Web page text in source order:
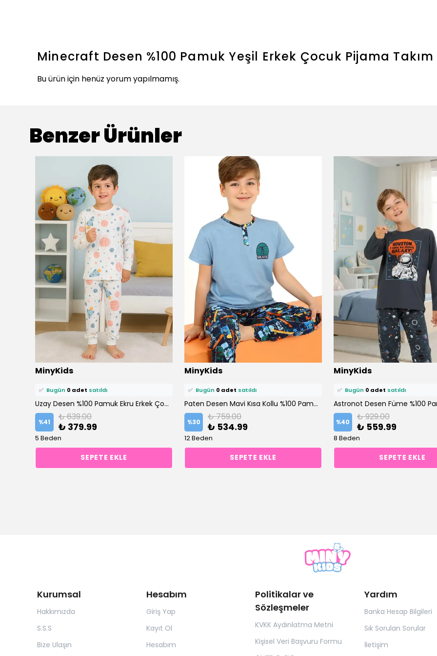
Minecraft Desen %100 Pamuk Yeşil Erkek Çocuk Pijama Takım
Bu ürün için henüz yorum yapılmamış.
Benzer Ürünler
MinyKids
⭐️ Bu ürünü1 kişifavoriledi!
0 kişi
✅ Bugün 0 adet satıldı
Uzay Desen %100 Pamuk Ekru Erkek Çocuk Pijama Takım
%41 ₺ 639.00
₺ 379.99
5 Beden
SEPETE EKLE
MinyKids
⭐️ Bu ürünü0 kişifavoriledi!
0 kişi
✅ Bugün 0 adet satıldı
Paten Desen Mavi Kısa Kollu %100 Pamuklu Erkek Çocuk Pijama Takım
%30 ₺ 759.00
₺ 534.99
12 Beden
SEPETE EKLE
MinyKids
⭐️ Bu ürünü0 kişifavoriledi!
0 kişi
✅ Bugün 0 adet satıldı
%40 ₺ 929.00
₺ 559.99
8 Beden
SEPETE EKLE
Kurumsal
Hakkımızda
S.S.S
Bize Ulaşın
Hesabım
Giriş Yap
Kayıt Ol
Hesabım
Politikalar ve
Sözleşmeler
KVKK Aydınlatma Metni
Kişisel Veri Başvuru Formu
Yardım
Banka Hesap Bilgileri
Sık Sorulan Sorular
İletişim